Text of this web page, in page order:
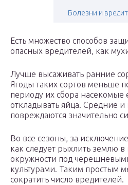
Болезни и
Есть множество способов
опасных вредителей, как
Лучше высаживать ранние
Ягоды таких сортов меньше
периоду их сбора насекомые
откладывать яйца. Средние
повреждаются значительно
Во все сезоны, за
как следует рыхлить землю в
окружности под
культурами. Таким простым
сократить число вредителей.